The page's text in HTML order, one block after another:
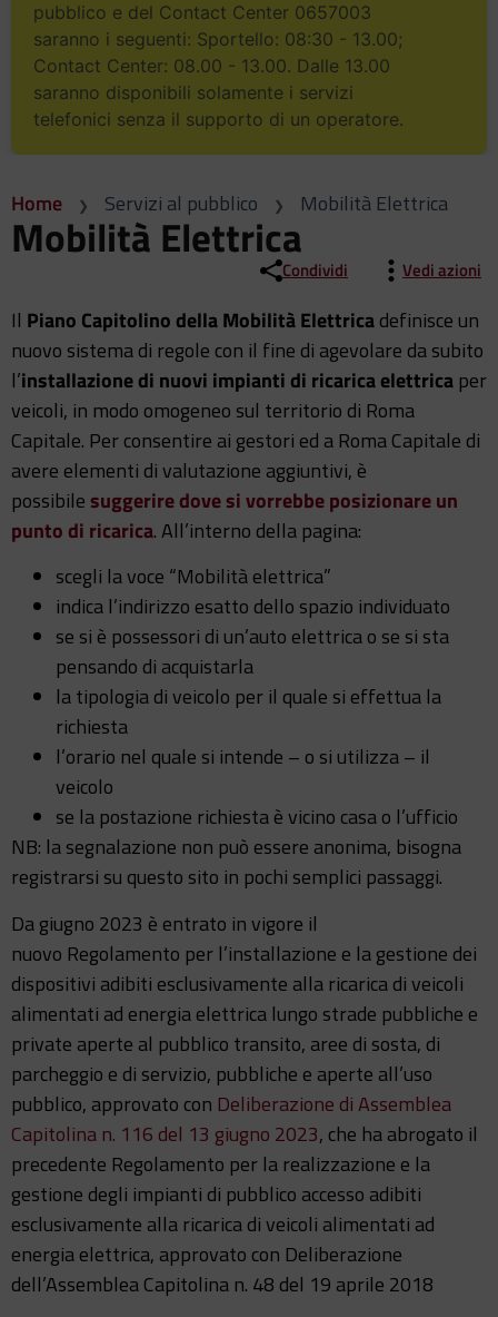
pubblico e del Contact Center 0657003
saranno i seguenti: Sportello: 08:30 - 13.00;
Contact Center: 08.00 - 13.00. Dalle 13.00
saranno disponibili solamente i servizi
telefonici senza il supporto di un operatore.
Home Servizi al pubblico Mobilità Elettrica
Mobilità Elettrica
Condividi Vedi azioni
Il Piano Capitolino della Mobilità Elettricadefinisce un
nuovo sistema di regole con il fine di agevolare da subito
l’installazione di nuovi impianti di ricarica elettrica per
veicoli, in modo omogeneo sul territorio di Roma
Capitale. Per consentire ai gestori ed a Roma Capitale di
avere elementi di valutazione aggiuntivi, è
possibile suggerire dove si vorrebbe posizionare un
punto di ricarica. All’interno della pagina:
scegli la voce “Mobilità elettrica”
indica l’indirizzo esatto dello spazio individuato
se si è possessori di un’auto elettrica o se si sta
pensando di acquistarla
la tipologia di veicolo per il quale si effettua la
richiesta
l’orario nel quale si intende – o si utilizza – il
veicolo
se la postazione richiesta è vicino casa o l’ufficio
NB: la segnalazione non può essere anonima, bisogna
registrarsi su questo sito in pochi semplici passaggi.
Da giugno 2023 è entrato in vigore il
nuovo Regolamento per l’installazione e la gestione dei
dispositivi adibiti esclusivamente alla ricarica di veicoli
alimentati ad energia elettrica lungo strade pubbliche e
private aperte al pubblico transito, aree di sosta, di
parcheggio e di servizio, pubbliche e aperte all’uso
pubblico, approvato con Deliberazione di Assemblea
Capitolina n. 116 del 13 giugno 2023, che ha abrogato il
precedente Regolamento per la realizzazione e la
gestione degli impianti di pubblico accesso adibiti
esclusivamente alla ricarica di veicoli alimentati ad
energia elettrica, approvato con Deliberazione
dell’Assemblea Capitolina n. 48 del 19 aprile 2018